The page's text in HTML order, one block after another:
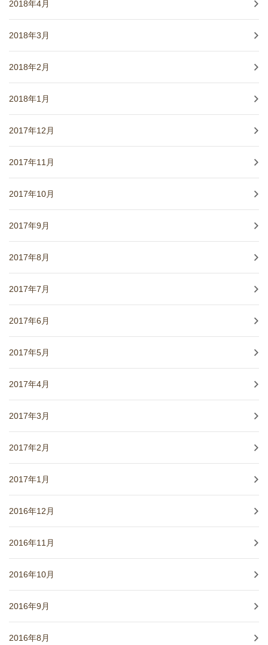
2018年4月
2018年3月
2018年2月
2018年1月
2017年12月
2017年11月
2017年10月
2017年9月
2017年8月
2017年7月
2017年6月
2017年5月
2017年4月
2017年3月
2017年2月
2017年1月
2016年12月
2016年11月
2016年10月
2016年9月
2016年8月